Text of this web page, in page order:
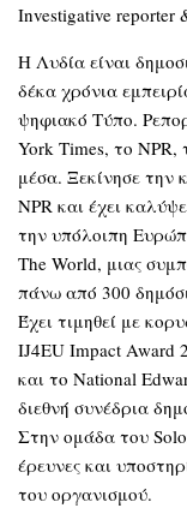
Investigative reporter
Η Λυδία είναι
δέκα χρόνια
ψηφιακό Τύπο.
York Times, το NPR,
μέσα. Ξεκίνησε την
NPR και έχει
την υπόλοιπη
The World, μιας
πάνω από 300
Έχει τιμηθεί με
IJ4EU Impact Award
και το National
διεθνή συνέδρια
Στην ομάδα του
έρευνες και
του οργανισμού.